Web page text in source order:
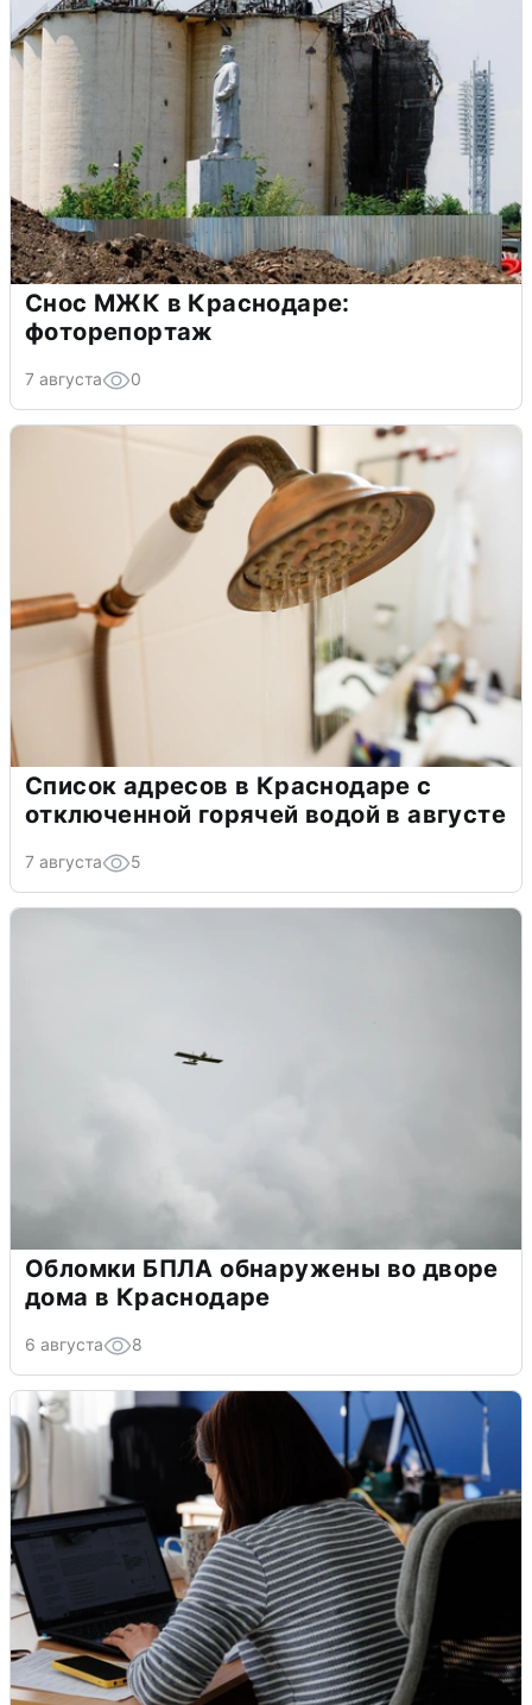
Снос МЖК в Краснодаре:
фоторепортаж
7 августа 0
Список адресов в Краснодаре с
отключенной горячей водой в августе
7 августа 5
Обломки БПЛА обнаружены во дворе
дома в Краснодаре
6 августа 8